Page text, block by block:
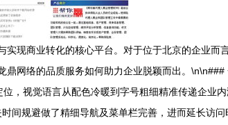
现商业转化的核心平台。对于位于北京的企业而
网络的品质服务如何助力企业脱颖而出。
，视觉语言从配色冷暖到字号粗细精准传递企业
间规避做了精细导航及菜单栏完善，进而延长访